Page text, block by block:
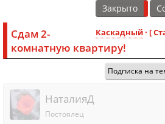
Закрыто
Каскадный· [
Сдам 2-
комнатную квартиру!
Подписка на
НаталияД
Постоялец